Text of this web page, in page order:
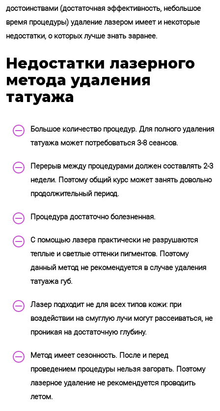
достоинствами (достаточная эффективность, небольшое
время процедуры) удаление лазером имеет и некоторые
недостатки, о которых лучше знать заранее.
Недостатки лазерного
метода удаления
татуажа
Большое количество процедур. Для полного удаления
татуажа может потребоваться 3-8 сеансов.
Перерыв между процедурами должен составлять 2-3
недели. Поэтому общий курс может занять довольно
продолжительный период.
Процедура достаточно болезненная.
С помощью лазера практически не разрушаются
теплые и светлые оттенки пигментов. Поэтому
данный метод не рекомендуется в случае удаления
татуажа губ.
Лазер подходит не для всех типов кожи: при
воздействии на смуглую лучи могут рассеиваться, не
проникая на достаточную глубину.
Метод имеет сезонность. После и перед
проведением процедуры нельзя загорать. Поэтому
лазерное удаление не рекомендуется проводить
летом.